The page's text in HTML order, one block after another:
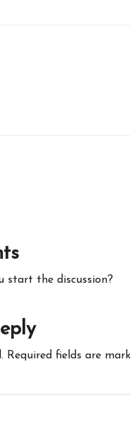
start the discussion?
Required fields are